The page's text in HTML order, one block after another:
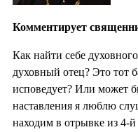
Комментирует
Как найти себе
духовный отец? Это тот
исповедует? Или может
наставления я люблю
находим в отрывке из 4-й